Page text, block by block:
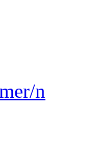
n